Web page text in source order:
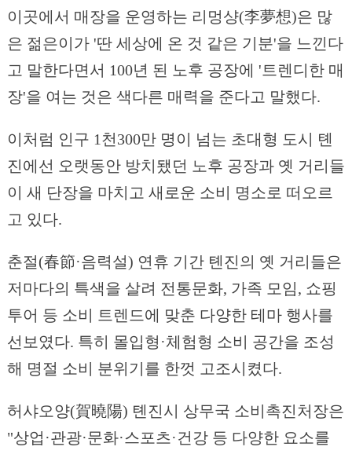
이곳에서 매장을 운영하는 리멍샹(李夢想)은 많
은 젊은이가 '딴 세상에 온 것 같은 기분'을 느낀다
고 말한다면서 100년 된 노후 공장에 '트렌디한 매
장'을 여는 것은 색다른 매력을 준다고 말했다.
이처럼 인구 1천300만 명이 넘는 초대형 도시 톈
진에선 오랫동안 방치됐던 노후 공장과 옛 거리들
이 새 단장을 마치고 새로운 소비 명소로 떠오르
고 있다.
춘절(春節·음력설) 연휴 기간 톈진의 옛 거리들은
저마다의 특색을 살려 전통문화, 가족 모임, 쇼핑
투어 등 소비 트렌드에 맞춘 다양한 테마 행사를
선보였다. 특히 몰입형·체험형 소비 공간을 조성
해 명절 소비 분위기를 한껏 고조시켰다.
허샤오양(賀曉陽) 톈진시 상무국 소비촉진처장은
"상업·관광·문화·스포츠·건강 등 다양한 요소를